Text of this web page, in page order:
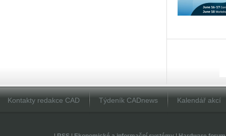
Kontakty redakce CAD Týdeník CADnews Kalendář akcí